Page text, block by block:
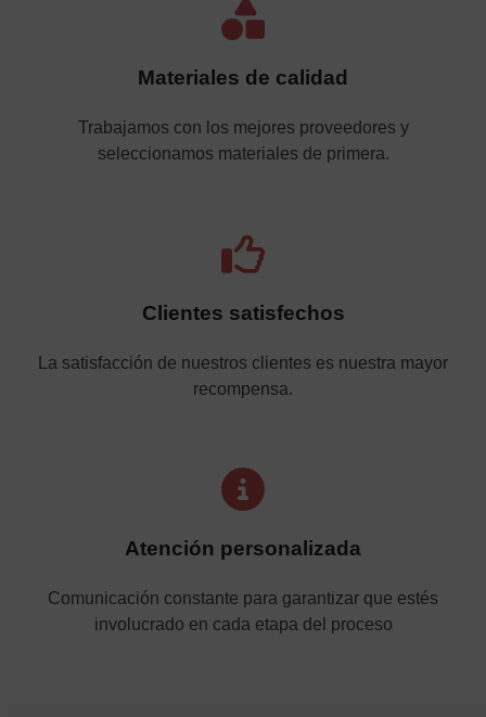
Materiales de calidad
Trabajamos con los mejores proveedores y
seleccionamos materiales de primera.
Clientes satisfechos
La satisfacción de nuestros clientes es nuestra mayor
recompensa.
Atención personalizada
Comunicación constante para garantizar que estés
involucrado en cada etapa del proceso